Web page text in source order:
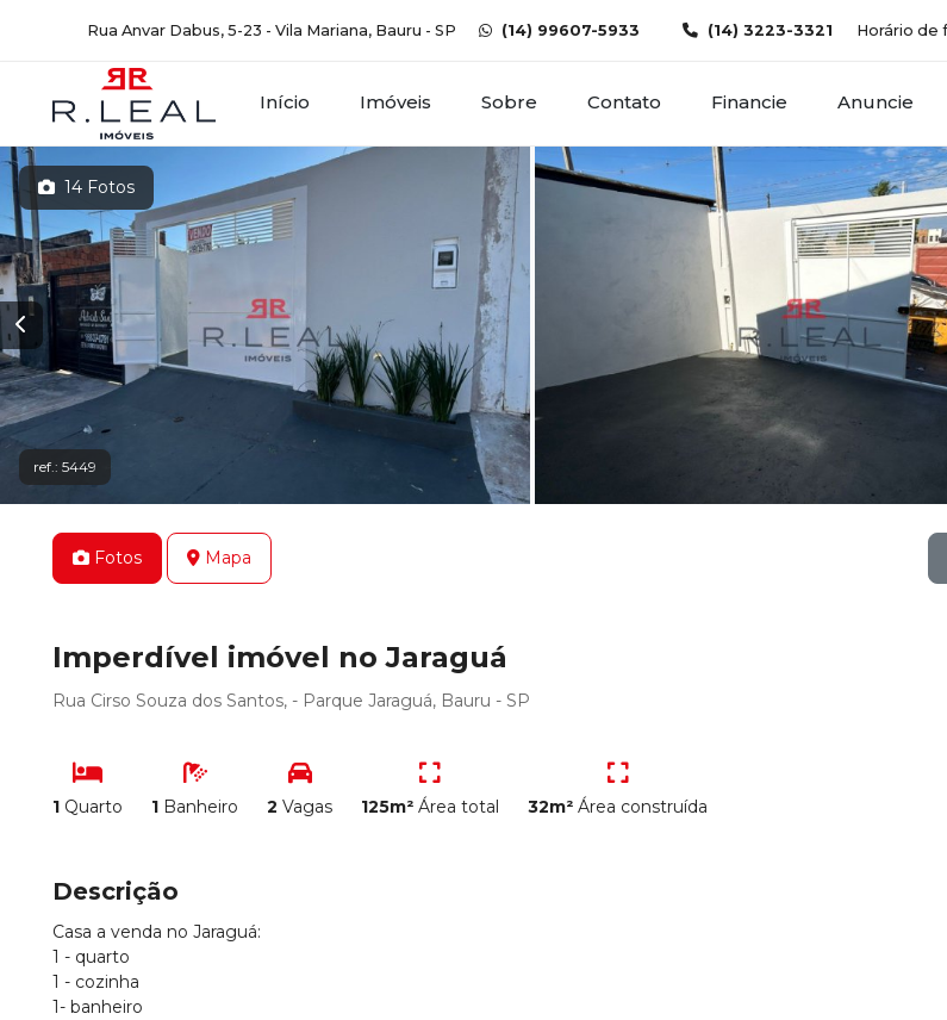
Rua Anvar Dabus, 5-23 - Vila Mariana, Bauru - SP (14) 99607-5933 (14) 3223-3321 Horário de
Início Imóveis Sobre Contato Financie Anuncie
14 Fotos
ref.: 5449
Fotos Mapa
Imperdível imóvel no Jaraguá
Rua Cirso Souza dos Santos, - Parque Jaraguá, Bauru - SP
1 Quarto 1 Banheiro 2 Vagas 125m² Área total 32m² Área construída
Descrição
Casa a venda no Jaraguá:
1 - quarto
1 - cozinha
1- banheiro